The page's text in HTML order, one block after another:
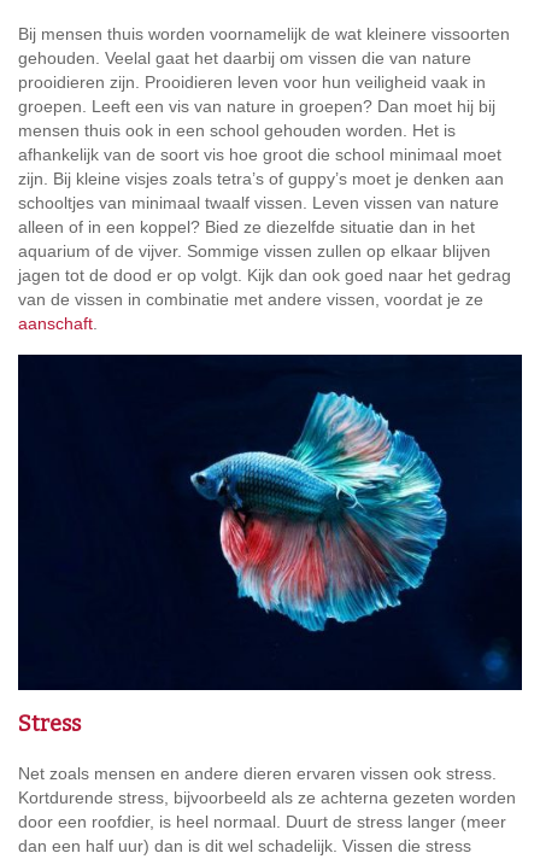
Bij mensen thuis worden voornamelijk de wat kleinere vissoorten
gehouden. Veelal gaat het daarbij om vissen die van nature
prooidieren zijn. Prooidieren leven voor hun veiligheid vaak in
groepen. Leeft een vis van nature in groepen? Dan moet hij bij
mensen thuis ook in een school gehouden worden. Het is
afhankelijk van de soort vis hoe groot die school minimaal moet
zijn. Bij kleine visjes zoals tetra’s of guppy’s moet je denken aan
schooltjes van minimaal twaalf vissen. Leven vissen van nature
alleen of in een koppel? Bied ze diezelfde situatie dan in het
aquarium of de vijver. Sommige vissen zullen op elkaar blijven
jagen tot de dood er op volgt. Kijk dan ook goed naar het gedrag
van de vissen in combinatie met andere vissen, voordat je ze
aanschaft
Stress
Net zoals mensen en andere dieren ervaren vissen ook stress.
Kortdurende stress, bijvoorbeeld als ze achterna gezeten worden
door een roofdier, is heel normaal. Duurt de stress langer (meer
dan een half uur) dan is dit wel schadelijk. Vissen die stress